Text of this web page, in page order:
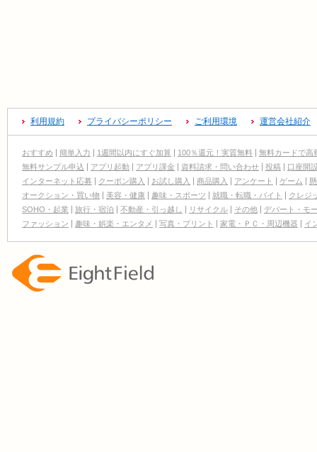
利用規約 プライバシーポリシー ご利用環境 運営会社紹介
おすすめ 簡単入力 1週間以内にすぐ加算 100％還元！実質無料
無料カードで高
無料サンプル申込
アプリ起動 アプリ課金 資料請求・問い合わせ 投稿
口座開
インターネット応募
クーポン購入 お試し購入 商品購入 アンケート ゲーム
オークション・買い物
美容・健康 趣味・スポーツ 就職・転職・バイト
クレジ
SOHO・起業
旅行・宿泊 不動産・引っ越し リサイクル その他
デパート・モ
ファッション
趣味・娯楽・エンタメ 写真・プリント 家電・ＰＣ・周辺機器 イ